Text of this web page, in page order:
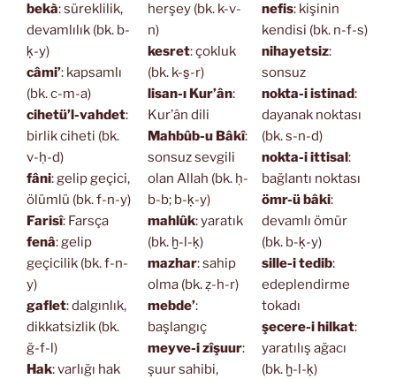
bekà: süreklilik,
devamlılık (bk. b-
ḳ-y)
câmi’: kapsamlı
(bk. c-m-a)
cihetü’l-vahdet:
birlik ciheti (bk.
v-ḥ-d)
fâni: gelip geçici,
ölümlü (bk. f-n-y)
Farisî: Farsça
fenâ: gelip
geçicilik (bk. f-n-
y)
gaflet: dalgınlık,
dikkatsizlik (bk.
ğ-f-l)
Hak: varlığı hak
herşey (bk. k-v-
n)
kesret: çokluk
(bk. k-s̱-r)
lisan-ı Kur’ân:
Kur’ân dili
Mahbûb-u Bâkî:
sonsuz sevgili
olan Allah (bk. ḥ-
b-b; b-ḳ-y)
mahlûk: yaratık
(bk. ḫ-l-ḳ)
mazhar: sahip
olma (bk. ẓ-h-r)
mebde’:
başlangıç
meyve-i zîşuur:
şuur sahibi,
nefis: kişinin
kendisi (bk. n-f-s)
nihayetsiz:
sonsuz
nokta-i istinad:
dayanak noktası
(bk. s-n-d)
nokta-i ittisal:
bağlantı noktası
ömr-ü bâki:
devamlı ömür
(bk. b-ḳ-y)
sille-i tedib:
edeplendirme
tokadı
şecere-i hilkat:
yaratılış ağacı
(bk. ḫ-l-ḳ)